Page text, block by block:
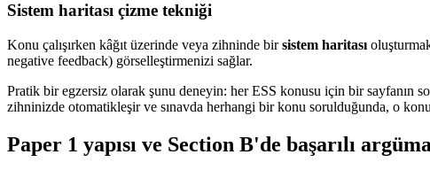
Sistem haritası çizme tekniği
Konu çalışırken kâğıt üzerinde veya zihninde birsistem haritası
negative feedback) görselleştirmenizi sağlar.
Pratik bir egzersiz olarak şunu deneyin: her ESS konusu için bir sayfanın
zihninizde otomatikleşir ve sınavda herhangi bir konu sorulduğunda, o
Paper 1 yapısı ve Section B'de başarılı